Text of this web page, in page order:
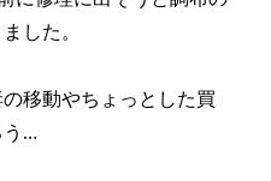
した。
移動やちょっとした買
う…